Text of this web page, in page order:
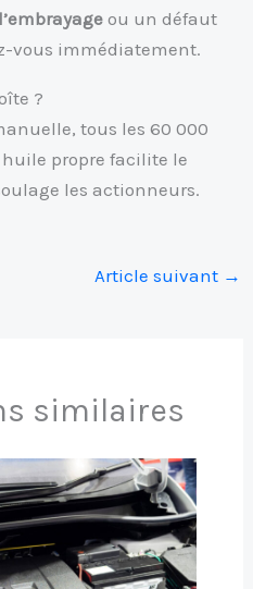
ou un défaut
vous immédiatement.
?
tous les 60 000
propre facilite le
les actionneurs.
Article suivant →
similaires